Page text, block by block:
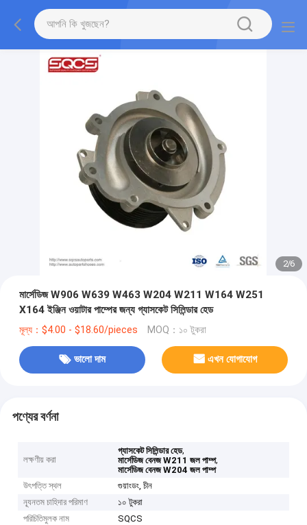
2/6
মার্সেডিজ W906 W639 W463 W204 W211 W164 W251
X164 ইঞ্জিন ওয়াটার পাম্পের জন্য গ্যাসকেট সিলিন্ডার হেড
মূল্য：$4.00 - $18.60/pieces MOQ：১০ টুকরা
ভালো দাম এখন যোগাযোগ
পণ্যের বর্ণনা
লক্ষণীয় করা
গ্যাসকেট সিলিন্ডার হেড,
মার্সেডিজ বেনজ W211 জল পাম্প,
মার্সেডিজ বেনজ W204 জল পাম্প
উৎপত্তি স্থল
গুয়াংডং, চীন
ন্যূনতম চাহিদার পরিমাণ
১০ টুকরা
পরিচিতিমুলক নাম
SQCS